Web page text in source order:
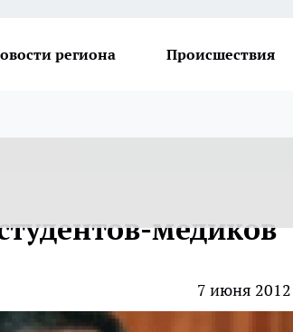
региона Происшествия
медиков
7 июня 2012